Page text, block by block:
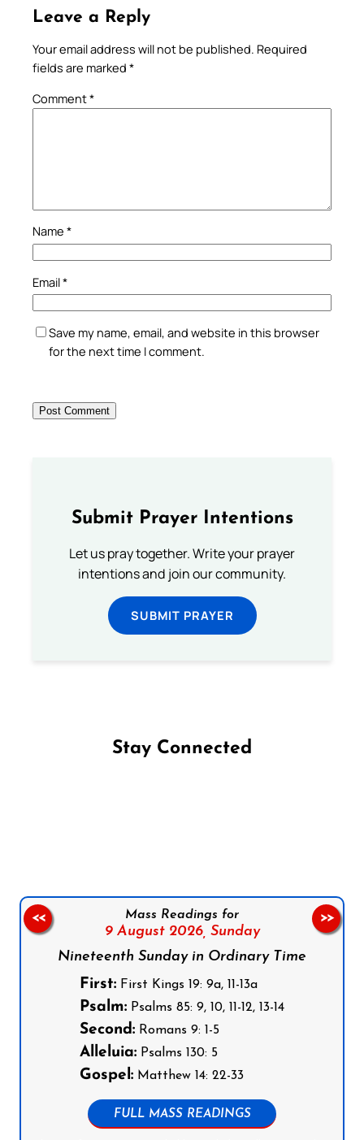
Leave a Reply
Your email address will not be published. Required
fields are marked *
Comment*
Name *
Email*
Save my name, email, and website in this browser
for the next time I comment.
Submit Prayer Intentions
Let us pray together. Write your prayer
intentions and join our community.
SUBMIT PRAYER
Stay Connected
Mass Readings for
9 August 2026, Sunday
Nineteenth Sunday in Ordinary Time
First: First Kings 19: 9a, 11-13a
Psalm: Psalms 85: 9, 10, 11-12, 13-14
Second: Romans 9: 1-5
Alleluia: Psalms 130: 5
Gospel: Matthew 14: 22-33
FULL MASS READINGS
<< >>